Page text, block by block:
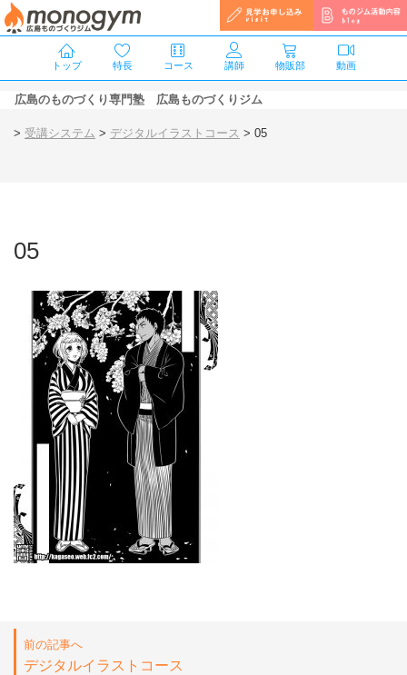
広島のものづくり専門塾 広島ものづくりジム
トップ 特長 コース 講師 物販部 動画
> 受講システム > デジタルイラストコース > 05
05
前の記事へ
デジタルイラストコース